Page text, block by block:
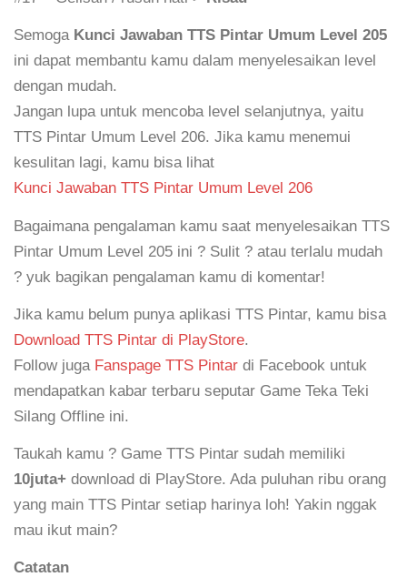
Semoga Kunci Jawaban TTS Pintar Umum Level 205
ini dapat membantu kamu dalam menyelesaikan level
dengan mudah.
Jangan lupa untuk mencoba level selanjutnya, yaitu
TTS Pintar Umum Level 206. Jika kamu menemui
kesulitan lagi, kamu bisa lihat
Kunci Jawaban TTS Pintar Umum Level 206
Bagaimana pengalaman kamu saat menyelesaikan TTS
Pintar Umum Level 205 ini ? Sulit ? atau terlalu mudah
? yuk bagikan pengalaman kamu di komentar!
Jika kamu belum punya aplikasi TTS Pintar, kamu bisa
Download TTS Pintar di PlayStore.
Follow juga Fanspage TTS Pintar di Facebook untuk
mendapatkan kabar terbaru seputar Game Teka Teki
Silang Offline ini.
Taukah kamu ? Game TTS Pintar sudah memiliki
10juta+ download di PlayStore. Ada puluhan ribu orang
yang main TTS Pintar setiap harinya loh! Yakin nggak
mau ikut main?
Catatan